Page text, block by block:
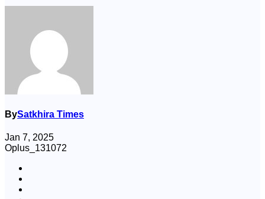
BySatkhira Times
Jan 7, 2025
Oplus_131072